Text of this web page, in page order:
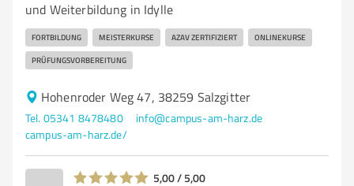
und Weiterbildung in Idylle
FORTBILDUNG MEISTERKURSE AZAV ZERTIFIZIERT ONLINEKURSE
PRÜFUNGSVORBEREITUNG
Hohenroder Weg 47, 38259 Salzgitter
Tel. 05341 8478480
info@campus-am-harz.de
campus-am-harz.de/
5,00 / 5,00